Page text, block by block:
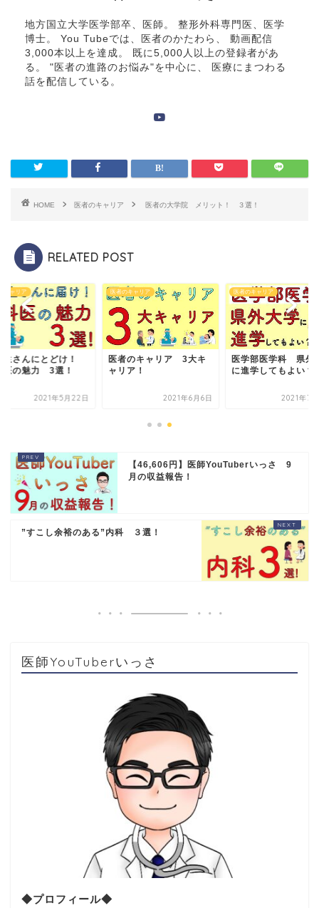
地方国立大学医学部卒、医師。 整形外科専門医、医学
博士。 You Tubeでは、医者のかたわら、 動画配信
3,000本以上を達成。 既に5,000人以上の登録者があ
る。 "医者の進路のお悩み"を中心に、 医療にまつわる
話を配信している。
HOME 医者のキャリア 医者の大学院 メリット！ ３選！
RELATED POST
キャリア
生さんにとどけ！
医の魅力 3選！
2021年5月22日
医者のキャリア
医者のキャリア 3大キ
ャリア！
2021年6月6日
医者のキャリア
医学部医学科 県外
に進学してもよい？
2021年7
【46,606円】医師YouTuberいっさ 9
月の収益報告！
”すこし余裕のある”内科 ３選！
医師YouTuberいっさ
◆プロフィール◆